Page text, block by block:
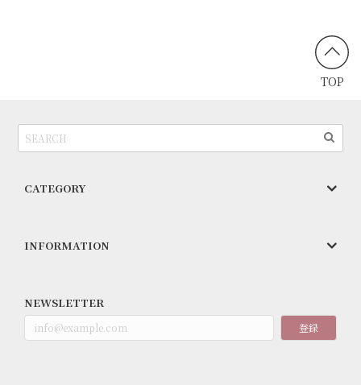
TOP
CATEGORY
INFORMATION
NEWSLETTER
登録